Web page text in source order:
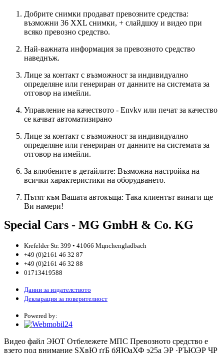
Добрите снимки продават превозните средства:
възможни 36 XXL снимки, + слайдшоу и видео при
всяко превозно средство.
Най-важната информация за превозното средство
наведнъж.
Лице за контакт с възможност за индивидуално
определяне или генериран от данните на системата за
отговор на имейли.
Управление на качеството - Envkv или печат за качество
се качват автоматизирано
Лице за контакт с възможност за индивидуално
определяне или генериран от данните на системата за
отговор на имейли.
За влюбените в детайлите: Възможна настройка на
всички характеристики на оборудването.
Пътят към Вашата автокъща: Така клиентът винаги ще
Ви намери!
Special Cars - MG GmbH & Co. KG
Krefelder Str. 399 • 41066 Mцnchengladbach
+49 (0)2161 46 32 87
+49 (0)2161 46 32 88
01713419588
Данни за издателството
Декларация за поверителност
Powered by:
Видео файл ЭЮТ Отбележете МПС Превозното средство е
взето под внимание ЅХвЮ ґґБ бЯЮаХФ э25a ЭР ·РЪЮЭР ЧР